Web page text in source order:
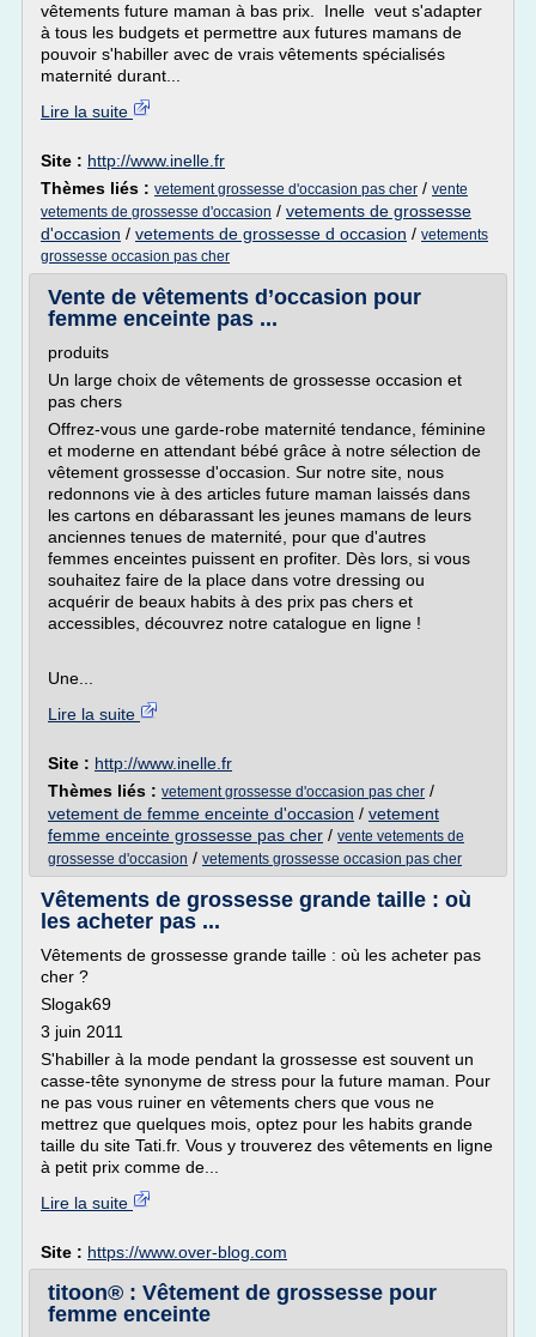
vêtements future maman à bas prix. Inelle veut s'adapter
à tous les budgets et permettre aux futures mamans de
pouvoir s'habiller avec de vrais vêtements spécialisés
maternité durant...
Lire la suite
Site : http://www.inelle.fr
Thèmes liés : vetement grossesse d'occasion pas cher / vente
vetements de grossesse d'occasion / vetements de grossesse
d'occasion / vetements de grossesse d occasion / vetements
grossesse occasion pas cher
Vente de vêtements d’occasion pour
femme enceinte pas ...
produits
Un large choix de vêtements de grossesse occasion et
pas chers
Offrez-vous une garde-robe maternité tendance, féminine
et moderne en attendant bébé grâce à notre sélection de
vêtement grossesse d'occasion. Sur notre site, nous
redonnons vie à des articles future maman laissés dans
les cartons en débarassant les jeunes mamans de leurs
anciennes tenues de maternité, pour que d'autres
femmes enceintes puissent en profiter. Dès lors, si vous
souhaitez faire de la place dans votre dressing ou
acquérir de beaux habits à des prix pas chers et
accessibles, découvrez notre catalogue en ligne !
Une...
Lire la suite
Site : http://www.inelle.fr
Thèmes liés : vetement grossesse d'occasion pas cher /
vetement de femme enceinte d'occasion / vetement
femme enceinte grossesse pas cher / vente vetements de
grossesse d'occasion / vetements grossesse occasion pas cher
Vêtements de grossesse grande taille : où
les acheter pas ...
Vêtements de grossesse grande taille : où les acheter pas
cher ?
Slogak69
3 juin 2011
S'habiller à la mode pendant la grossesse est souvent un
casse-tête synonyme de stress pour la future maman. Pour
ne pas vous ruiner en vêtements chers que vous ne
mettrez que quelques mois, optez pour les habits grande
taille du site Tati.fr. Vous y trouverez des vêtements en ligne
à petit prix comme de...
Lire la suite
Site : https://www.over-blog.com
titoon® : Vêtement de grossesse pour
femme enceinte